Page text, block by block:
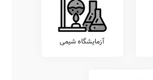
آزمایشگاه شیمی